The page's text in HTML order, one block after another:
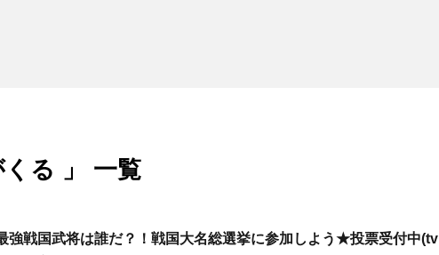
くる 」 一覧
強戦国武将は誰だ？！戦国大名総選挙に参加しよう★投票受付中(tv